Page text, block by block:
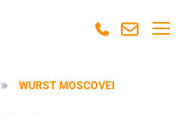
WURST MOSCOVEI